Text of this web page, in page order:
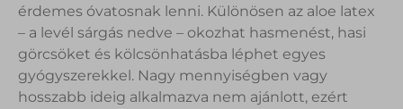
érdemes óvatosnak lenni. Különösen az aloe latex
– a levél sárgás nedve – okozhat hasmenést, hasi
görcsöket és kölcsönhatásba léphet egyes
gyógyszerekkel. Nagy mennyiségben vagy
hosszabb ideig alkalmazva nem ajánlott, ezért